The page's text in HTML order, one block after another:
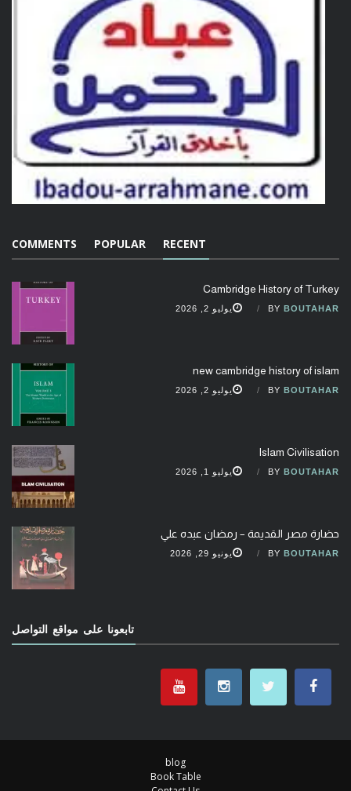
RECENT
POPULAR
COMMENTS
Cambridge History of Turkey
BY BOUTAHAR يوليو 2, 2026
new cambridge history of islam
BY BOUTAHAR يوليو 2, 2026
Islam Civilisation
BY BOUTAHAR يوليو 1, 2026
حضارة مصر القديمة – رمضان عبده علي
BY BOUTAHAR يونيو 29, 2026
تابعونا على مواقع التواصل
blog
Book Table